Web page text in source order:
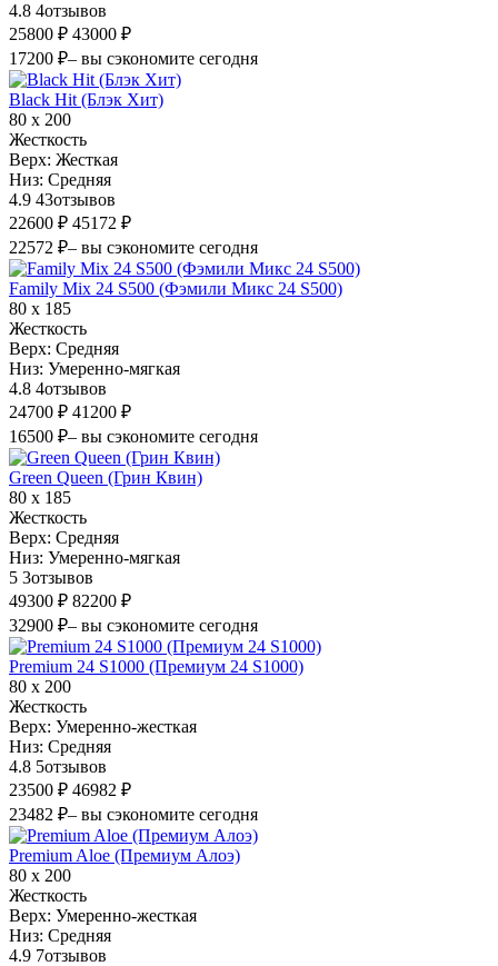
4.8 4отзывов
25800 ₽ 43000 ₽
17200 ₽– вы сэкономите сегодня
Black Hit (Блэк Хит)
80 х 200
Жесткость
Верх: Жесткая
Низ: Средняя
4.9 43отзывов
22600 ₽ 45172 ₽
22572 ₽– вы сэкономите сегодня
Family Mix 24 S500 (Фэмили Микс 24 S500)
80 х 185
Жесткость
Верх: Средняя
Низ: Умеренно-мягкая
4.8 4отзывов
24700 ₽ 41200 ₽
16500 ₽– вы сэкономите сегодня
Green Queen (Грин Квин)
80 х 185
Жесткость
Верх: Средняя
Низ: Умеренно-мягкая
5 3отзывов
49300 ₽ 82200 ₽
32900 ₽– вы сэкономите сегодня
Premium 24 S1000 (Премиум 24 S1000)
80 х 200
Жесткость
Верх: Умеренно-жесткая
Низ: Средняя
4.8 5отзывов
23500 ₽ 46982 ₽
23482 ₽– вы сэкономите сегодня
Premium Aloe (Премиум Алоэ)
80 х 200
Жесткость
Верх: Умеренно-жесткая
Низ: Средняя
4.9 7отзывов